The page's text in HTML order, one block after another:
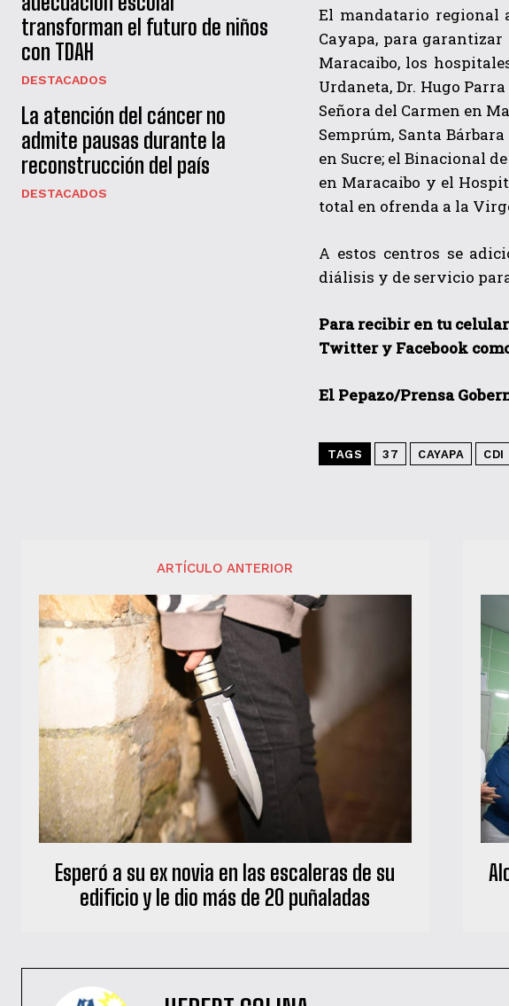
transforman el futuro de niños
con TDAH
DESTACADOS
La atención del cáncer no
admite pausas durante la
reconstrucción del país
DESTACADOS
El mandatario regional
Cayapa, para
Maracaibo, los
Urdaneta, Dr. Hugo
Señora del Carmen en
Semprúm, Santa
en Sucre; el Binacional
en Maracaibo y el
total en ofrenda a la
A estos centros se
diálisis y de servicio
Para recibir en tu
Twitter y Facebook
El Pepazo/Prensa
TAGS 37 CAYAPA CDI
ARTÍCULO ANTERIOR
Esperó a su ex novia en las escaleras de su
edificio y le dio más de 20 puñaladas